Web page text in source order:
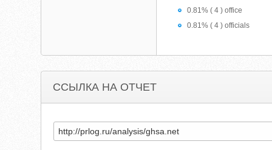
0.81% ( 4 ) office
0.81% ( 4 ) officials
ССЫЛКА НА ОТЧЕТ